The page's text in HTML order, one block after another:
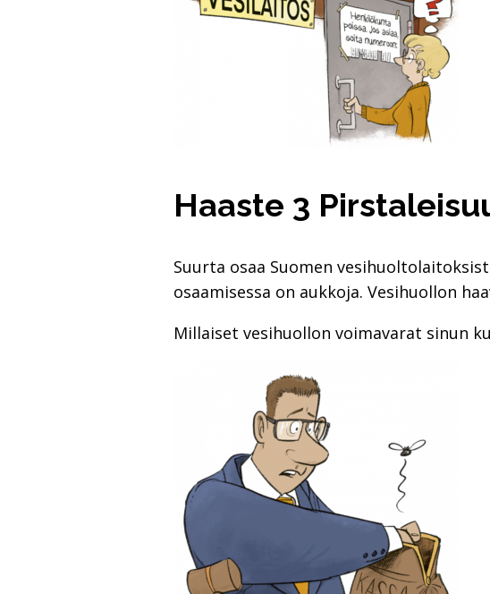
Haaste 3
Suurta osaa Suomen
osaamisessa on aukkoja. Vesihuollon
Millaiset vesihuollon voimavarat sinun